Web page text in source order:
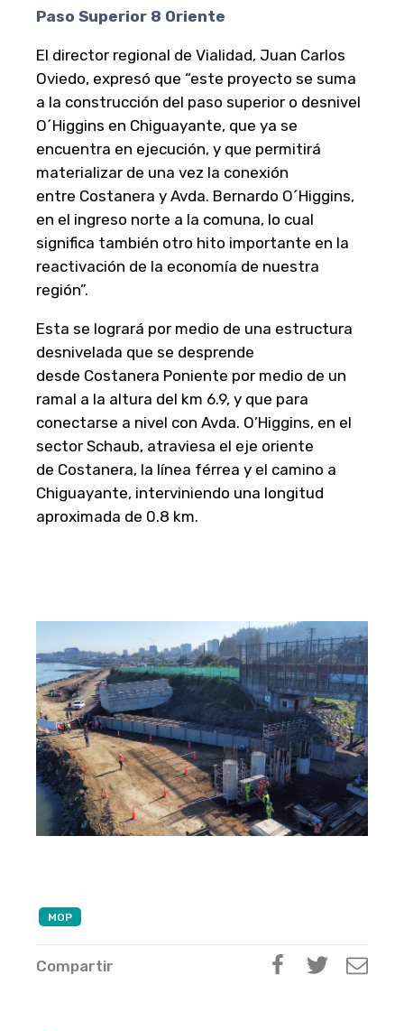
Paso Superior 8 Oriente
El director regional de Vialidad, Juan Carlos
Oviedo, expresó que “este proyecto se suma
a la construcción del paso superior o desnivel
O´Higgins en Chiguayante, que ya se
encuentra en ejecución, y que permitirá
materializar de una vez la conexión
entre Costanera y Avda. Bernardo O´Higgins,
en el ingreso norte a la comuna, lo cual
significa también otro hito importante en la
reactivación de la economía de nuestra
región”.
Esta se logrará por medio de una estructura
desnivelada que se desprende
desde Costanera Poniente por medio de un
ramal a la altura del km 6.9, y que para
conectarse a nivel con Avda. O’Higgins, en el
sector Schaub, atraviesa el eje oriente
de Costanera, la línea férrea y el camino a
Chiguayante, interviniendo una longitud
aproximada de 0.8 km.
MOP
Compartir